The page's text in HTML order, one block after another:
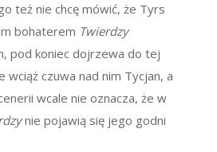
też nie chcę mówić, że Tyrs
bohaterem Twierdzy
pod koniec dojrzewa do tej
wciąż czuwa nad nim Tycjan, a
wcale nie oznacza, że w
nie pojawią się jego godni